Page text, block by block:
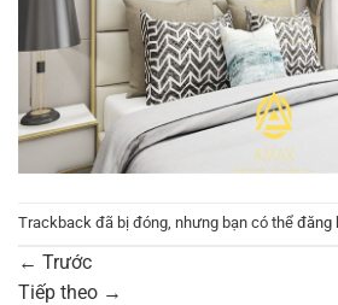
Trackback đã bị đóng, nhưng bạn có thể đăng
← Trước
Tiếp theo →